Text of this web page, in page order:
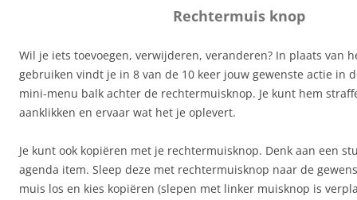
Rechtermuis knop
Wil je iets toevoegen, verwijderen, veranderen? In plaats van
gebruiken vindt je in 8 van de 10 keer jouw gewenste actie in
mini-menu balk achter de rechtermuisknop. Je kunt hem
aanklikken en ervaar wat het je oplevert.
Je kunt ook kopiëren met je rechtermuisknop. Denk aan een
agenda item. Sleep deze met rechtermuisknop naar de
muis los en kies kopiëren (slepen met linker muisknop is